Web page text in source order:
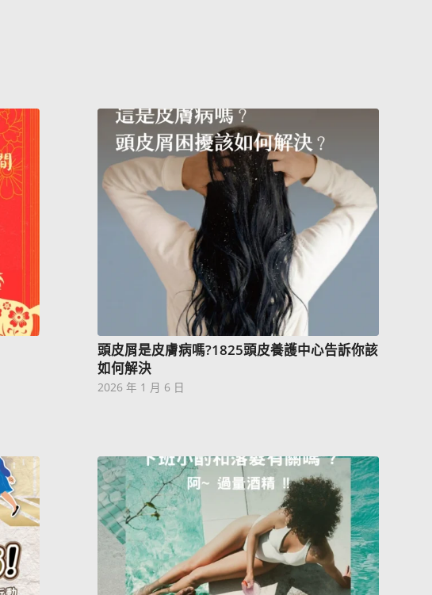
頭皮屑是皮膚病嗎?1825頭皮養護中心告訴你該
如何解決
2026 年 1 月 6 日